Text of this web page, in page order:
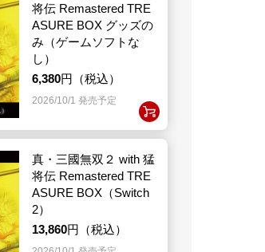
将伝 Remastered TRE
ASURE BOX グッズの
み（ゲームソフトな
し）
6,380円（税込）
2026/10/1 発売予定
真・三國無双２ with 猛
将伝 Remastered TRE
ASURE BOX（Switch
2）
13,860円（税込）